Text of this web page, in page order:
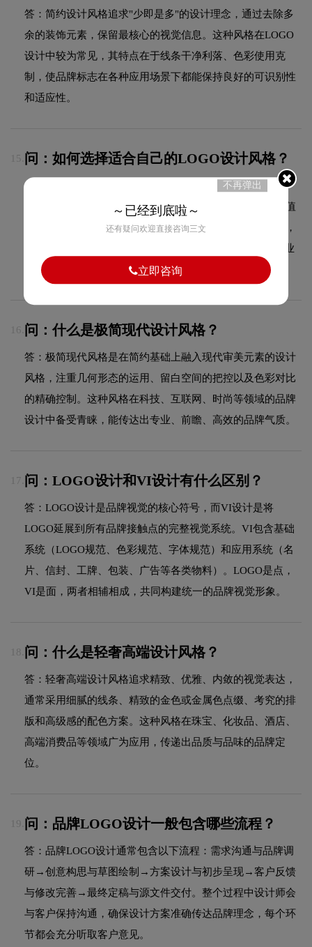
答：简约设计风格追求"少即是多"的设计理念，通过去除多
余的装饰元素，保留最核心的视觉信息。这种风格在LOGO
设计中较为常见，其特点在于线条干净利落、色彩使用克
制，使品牌标志在各种应用场景下都能保持良好的可识别性
和适应性。
15. 问：如何选择适合自己的LOGO设计风格？
答：选择LOGO设计风格需要综合考虑行业属性、目标受
众、品牌定位和市场竞争环境。建议先明确品牌的核心价值
主张，再匹配合适的视觉风格。科技品牌适合极简现代风，
餐饮品牌适合国潮或手绘风，儿童品牌适合卡通IP风。专业
设计团队会根据您的品牌特点提供风格建议和设计方向。
16. 问：什么是极简现代设计风格？
答：极简现代风格是在简约基础上融入现代审美元素的设计
风格，注重几何形态的运用、留白空间的把控以及色彩对比
的精确控制。这种风格在科技、互联网、时尚等领域的品牌
设计中备受青睐，能传达出专业、前瞻、高效的品牌气质。
17. 问：LOGO设计和VI设计有什么区别？
答：LOGO设计是品牌视觉的核心符号，而VI设计是将
LOGO延展到所有品牌接触点的完整视觉系统。VI包含基础
系统（LOGO规范、色彩规范、字体规范）和应用系统（名
片、信封、工牌、包装、广告等各类物料）。LOGO是点，
VI是面，两者相辅相成，共同构建统一的品牌视觉形象。
18. 问：什么是轻奢高端设计风格？
答：轻奢高端设计风格追求精致、优雅、内敛的视觉表达，
通常采用细腻的线条、精致的金色或金属色点缀、考究的排
版和高级感的配色方案。这种风格在珠宝、化妆品、酒店、
高端消费品等领域广为应用，传递出品质与品味的品牌定
位。
19. 问：品牌LOGO设计一般包含哪些流程？
答：品牌LOGO设计通常包含以下流程：需求沟通与品牌调
研→创意构思与草图绘制→方案设计与初步呈现→客户反馈
与修改完善→最终定稿与源文件交付。整个过程中设计师会
与客户保持沟通，确保设计方案准确传达品牌理念，每个环
节都会充分听取客户意见。
不再弹出
～已经到底啦～
还有疑问欢迎直接咨询三文
立即咨询